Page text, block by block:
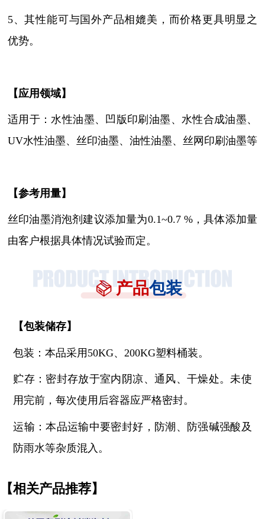
5、其性能可与国外产品相媲美，而价格更具明显之
优势。
【应用领域】
适用于：水性油墨、凹版印刷油墨、水性合成油墨、
UV水性油墨、丝印油墨、油性油墨、丝网印刷油墨等
【参考用量】
丝印油墨消泡剂建议添加量为0.1~0.7 %，具体添加量
由客户根据具体情况试验而定。
产品包装
【包装储存】
包装：本品采用 50KG、200KG塑料桶装。
贮存：密封存放于室内阴凉、通风、干燥处。未使
用完前，每次使用后容器应严格密封。
运输：本品运输中要密封好，防潮、防强碱强酸及
防雨水等杂质混入。
【相关产品推荐】